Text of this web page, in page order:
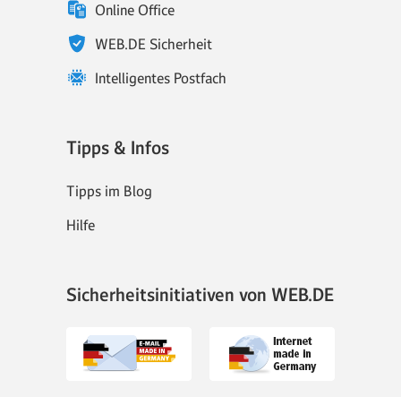
Online Office
WEB.DE Sicherheit
Intelligentes Postfach
Tipps & Infos
Tipps im Blog
Hilfe
Sicherheitsinitiativen von WEB.DE